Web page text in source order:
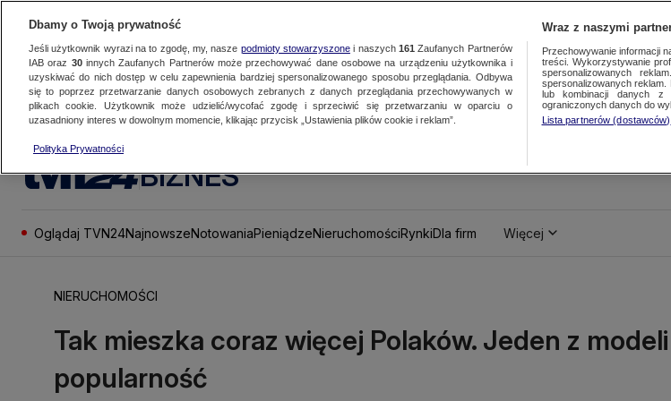
BIZNES
Oglądaj TVN24NajnowszeNotowaniaPieniądzeNieruchomościRynkiDla firm Więcej
NIERUCHOMOŚCI
Tak mieszka coraz więcej Polaków. Jeden z
popularność
Dbamy o Twoją prywatność
Jeśli użytkownik wyrazi na to zgodę, my, nasze podmioty stowarzyszonei naszych 161 Zaufanych Partnerów
IAB oraz 30innych Zaufanych Partnerów może przechowywać dane osobowe na urządzeniu użytkownika i
uzyskiwać do nich dostęp w celu zapewnienia bardziej spersonalizowanego sposobu przeglądania. Odbywa
się to poprzez przetwarzanie danych osobowych zebranych z danych przeglądania przechowywanych w
plikach cookie. Użytkownik może udzielić/wycofać zgodę i sprzeciwić się przetwarzaniu w oparciu o
uzasadniony interes w dowolnym momencie, klikając przycisk „Ustawienia plików cookie i reklam”.
Polityka Prywatności
Wraz z naszymi
Przechowywanie informacji
treści. Wykorzystywanie
spersonalizowanych
spersonalizowanych
lub kombinacji danych z
ograniczonych danych do
Lista partnerów (dostawców)